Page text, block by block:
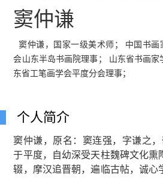
窦仲谦
窦仲谦，国家一级美术师； 中国书
会山东半岛书画院理事； 山东省书画
东省工笔画学会平度分会理事；
个人简介
窦仲谦，原名：窦连强，字谦之
于平度，自幼深受天柱魏碑文化熏
辍，摩汉追晋朝，遍临古帖，诚心